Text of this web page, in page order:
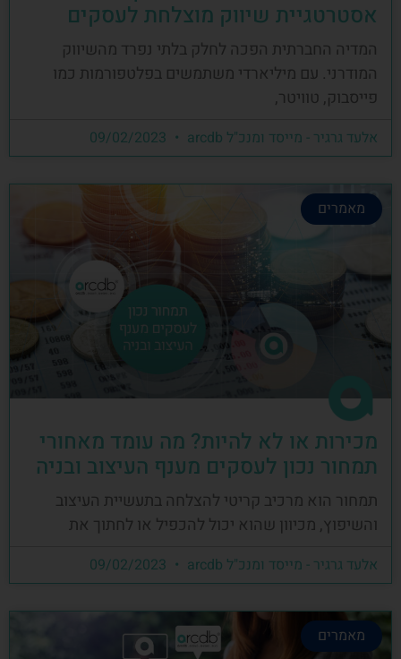
אסטרטגיית שיווק מוצלחת לעסקים
המדיה החברתית הפכה לחלק בלתי נפרד מהשיווק
המודרני. עם מיליארדי משתמשים בפלטפורמות כמו
פייסבוק, טוויטר,
אלעד גרגיר - מייסד ומנכ"ל arcdb
מאמרים
מכירות או לא להיות? מה עומד מאחורי
תמחור נכון לעסקים מענף העיצוב ובניה
תמחור הוא מרכיב קריטי להצלחה בתעשיית העיצוב
והשיפוץ, מכיוון שהוא יכול להכפיל או לחתוך את
אלעד גרגיר - מייסד ומנכ"ל arcdb
מאמרים